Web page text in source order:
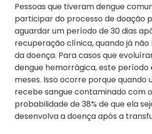
Pessoas que tiveram dengue
participar do processo de doação
aguardar um período de 30 dias
recuperação clínica, quando já não
da doença. Para casos que
dengue hemorrágica, este período
meses. Isso ocorre porque quando
recebe sangue contaminado com
probabilidade de 38% de que ela
desenvolva a doença após a